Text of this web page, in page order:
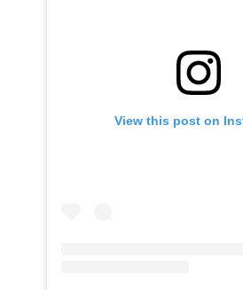
View this post on